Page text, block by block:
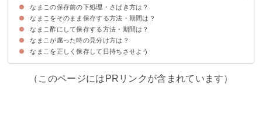
なまこの保存前の下処理・さばき方は？
なまこの下処理の仕方
なまこをそのまま保存する方法・期間は？
①冷蔵保存する場合
②冷凍保存する場合
③乾燥させて保存する場合
なまこ酢にして保存する方法・期間は？
なまこ酢の作り方
なまこ酢の保存方法・期間
なまこが腐った時の見分け方は？
腐ったなまこの特徴
なまこを正しく保存して日持ちさせよう
（このページにはPRリンクが含まれています）